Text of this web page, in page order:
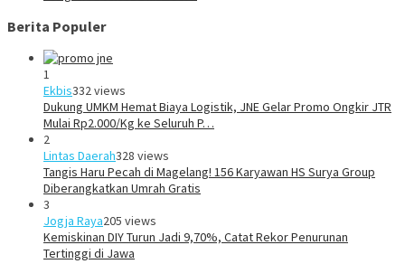
Berita Populer
1
Ekbis332 views
Dukung UMKM Hemat Biaya Logistik, JNE Gelar Promo Ongkir JTR
Mulai Rp2.000/Kg ke Seluruh P…
2
Lintas Daerah328 views
Tangis Haru Pecah di Magelang! 156 Karyawan HS Surya Group
Diberangkatkan Umrah Gratis
3
Jogja Raya205 views
Kemiskinan DIY Turun Jadi 9,70%, Catat Rekor Penurunan
Tertinggi di Jawa